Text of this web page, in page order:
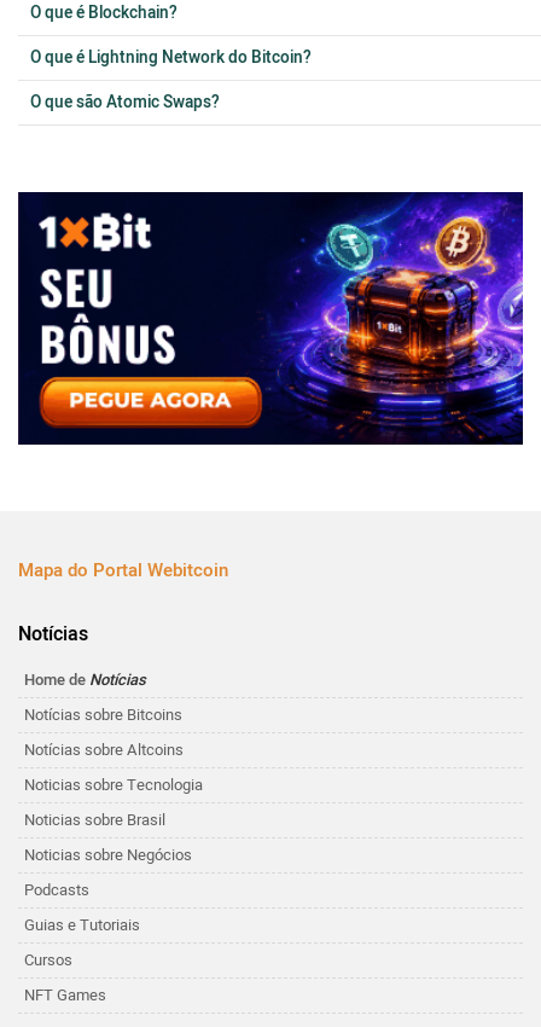
O que é Blockchain?
O que é Lightning Network do Bitcoin?
O que são Atomic Swaps?
Mapa do Portal Webitcoin
Notícias
Home de Notícias
Notícias sobre Bitcoins
Notícias sobre Altcoins
Noticias sobre Tecnologia
Noticias sobre Brasil
Noticias sobre Negócios
Podcasts
Guias e Tutoriais
Cursos
NFT Games